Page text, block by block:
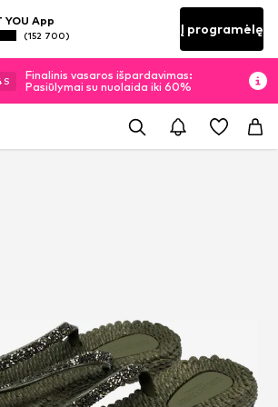
YOU App
(152 700) Į programėlę
S
Finalinis vasaros išpardavimas:
Pasiūlymai su nuolaida iki 60%